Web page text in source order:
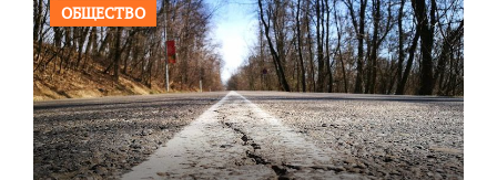
ОБЩЕСТВО